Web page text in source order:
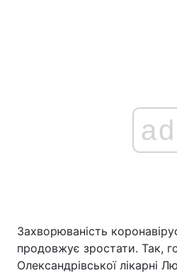
ad
Захворюваність
продовжує зростати. Так,
Олександрівської лікарні